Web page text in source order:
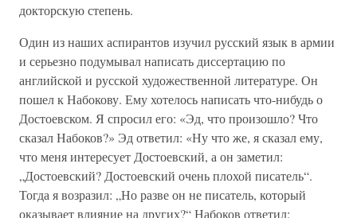
докторскую степень.
Один из наших аспирантов изучил русский язык в армии
и серьезно подумывал написать диссертацию по
английской и русской художественной литературе. Он
пошел к Набокову. Ему хотелось написать что-нибудь о
Достоевском. Я спросил его: «Эд, что произошло? Что
сказал Набоков?» Эд ответил: «Ну что же, я сказал ему,
что меня интересует Достоевский, а он заметил:
„Достоевский? Достоевский очень плохой писатель“.
Тогда я возразил: „Но разве он не писатель, который
оказывает влияние на других?“ Набоков ответил: